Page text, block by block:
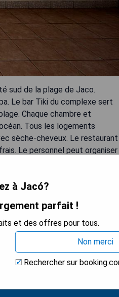
sud de la plage de Jaco.
Le bar Tiki du complexe sert
Chaque chambre et
Tous les logements
sèche-cheveux. Le restaurant
Le personnel peut organiser
et les visites aux parcs
de San José, situé à un peu
à Jacó?
parfait !
et des offres pour tous.
Non merci
Rechercher sur